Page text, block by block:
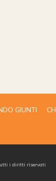
GIUNTI
i diritti riservati